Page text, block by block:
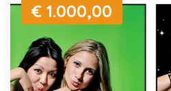
€ 1.000,00